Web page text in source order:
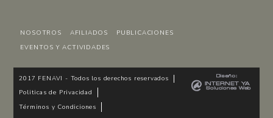
NOSOTROS AFILIADOS
PUBLICACIONES
EVENTOS Y ACTIVIDADES
2017 FENAVI - Todos los derechos reservados
Politicas de Privacidad
Términos y Condiciones